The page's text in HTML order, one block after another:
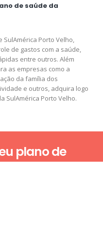
de saúde da
Porto Velho,
de gastos com a saúde,
entre outros. Além
as empresas como a
da família dos
e outros, adquira logo
SulAmérica Porto Velho.
plano de